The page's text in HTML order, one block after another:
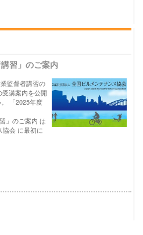
習」のご案内
監督者講習の
講案内を公開
「2025年度
」のご案内 は
協会 に最初に